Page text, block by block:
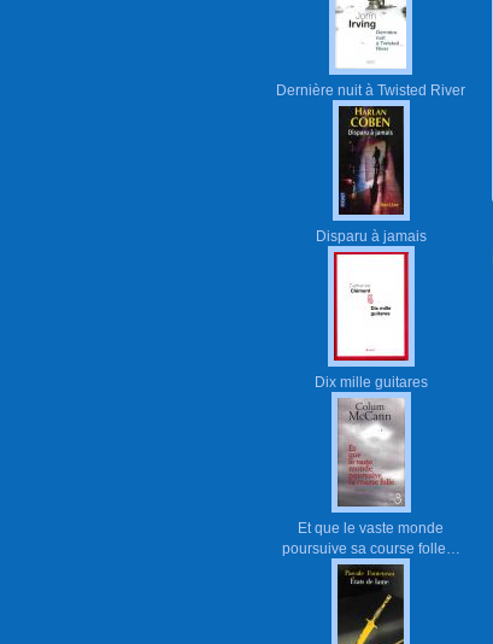
Dernière nuit à Twisted River
Disparu à jamais
Dix mille guitares
Et que le vaste monde
poursuive sa course folle…